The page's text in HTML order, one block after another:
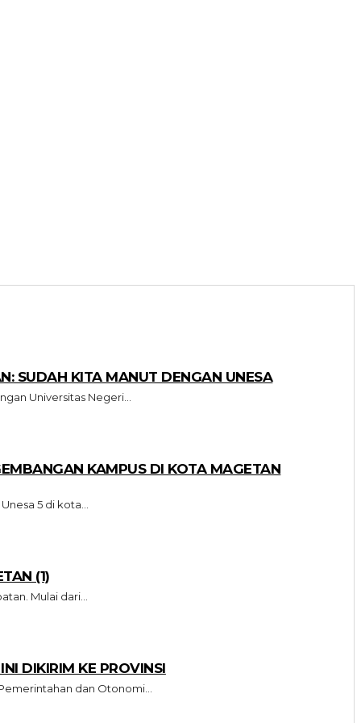
SUDAH KITA MANUT DENGAN UNESA
Universitas Negeri...
KAMPUS DI KOTA MAGETAN
5 di kota...
(1)
Mulai dari...
DIKIRIM KE PROVINSI
dan Otonomi...